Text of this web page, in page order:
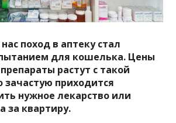
поход в аптеку стал
для кошелька. Цены
растут с такой
зачастую приходится
нужное лекарство или
за квартиру.